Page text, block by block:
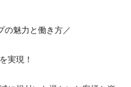
フスタイルに合わせた選択が
イフスタイルに合わせた選択
ルワークをしたい方。
⻑く働くことができます！
9 小谷ビル4Ｆ
ルワークをしたい方。
9 小谷ビル4Ｆ
の魅力と働き方／
実現！